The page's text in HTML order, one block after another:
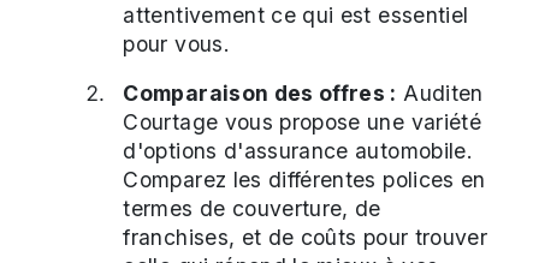
attentivement ce qui est essentiel
pour vous.
Comparaison des offres : Auditen
Courtage vous propose une variété
d'options d'assurance automobile.
Comparez les différentes polices en
termes de couverture, de
franchises, et de coûts pour trouver